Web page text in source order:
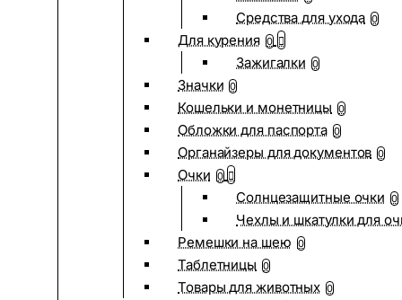
Средства для ухода 0
Для курения 0
Зажигалки 0
Значки 0
Кошельки и монетницы 0
Обложки для паспорта 0
Органайзеры для документов 0
Очки 0
Солнцезащитные очки 0
Чехлы и шкатулки для
Ремешки на шею 0
Таблетницы 0
Товары для животных 0